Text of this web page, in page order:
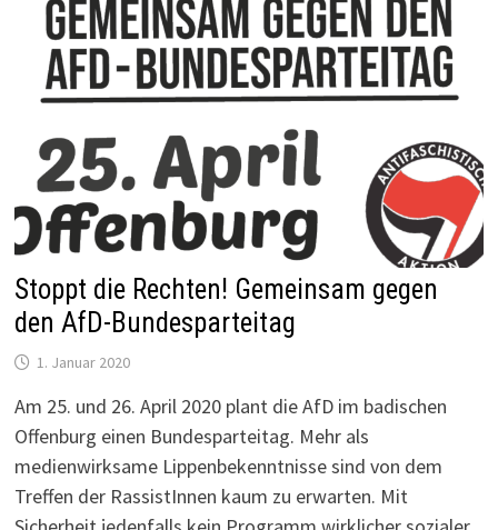
Stoppt die Rechten! Gemeinsam gegen
den AfD-Bundesparteitag
1. Januar 2020
Am 25. und 26. April 2020 plant die AfD im badischen
Offenburg einen Bundesparteitag. Mehr als
medienwirksame Lippenbekenntnisse sind von dem
Treffen der RassistInnen kaum zu erwarten. Mit